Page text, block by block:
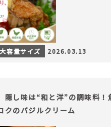
大容量サイズ 2026.03.13
隠し味は“和と洋”の調味料
クのバジルクリーム